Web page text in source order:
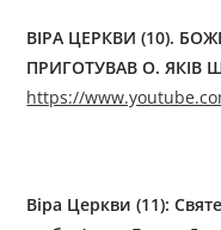
ВІРА ЦЕРКВИ (10).
ПРИГОТУВАВ О.
https://
Віра Церкви (11):